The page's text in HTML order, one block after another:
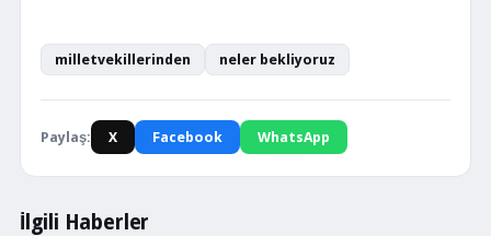
milletvekillerinden neler bekliyoruz
Paylaş: X Facebook WhatsApp
İlgili Haberler